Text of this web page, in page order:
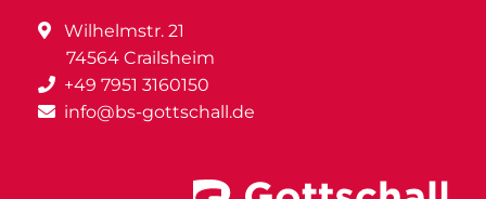
Wilhelmstr. 21
74564 Crailsheim
+49 7951 3160150
info@bs-gottschall.de